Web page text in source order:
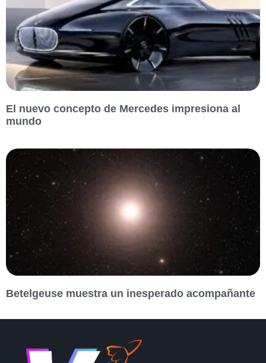
El nuevo concepto de Mercedes impresiona al
mundo
Betelgeuse muestra un inesperado acompañante